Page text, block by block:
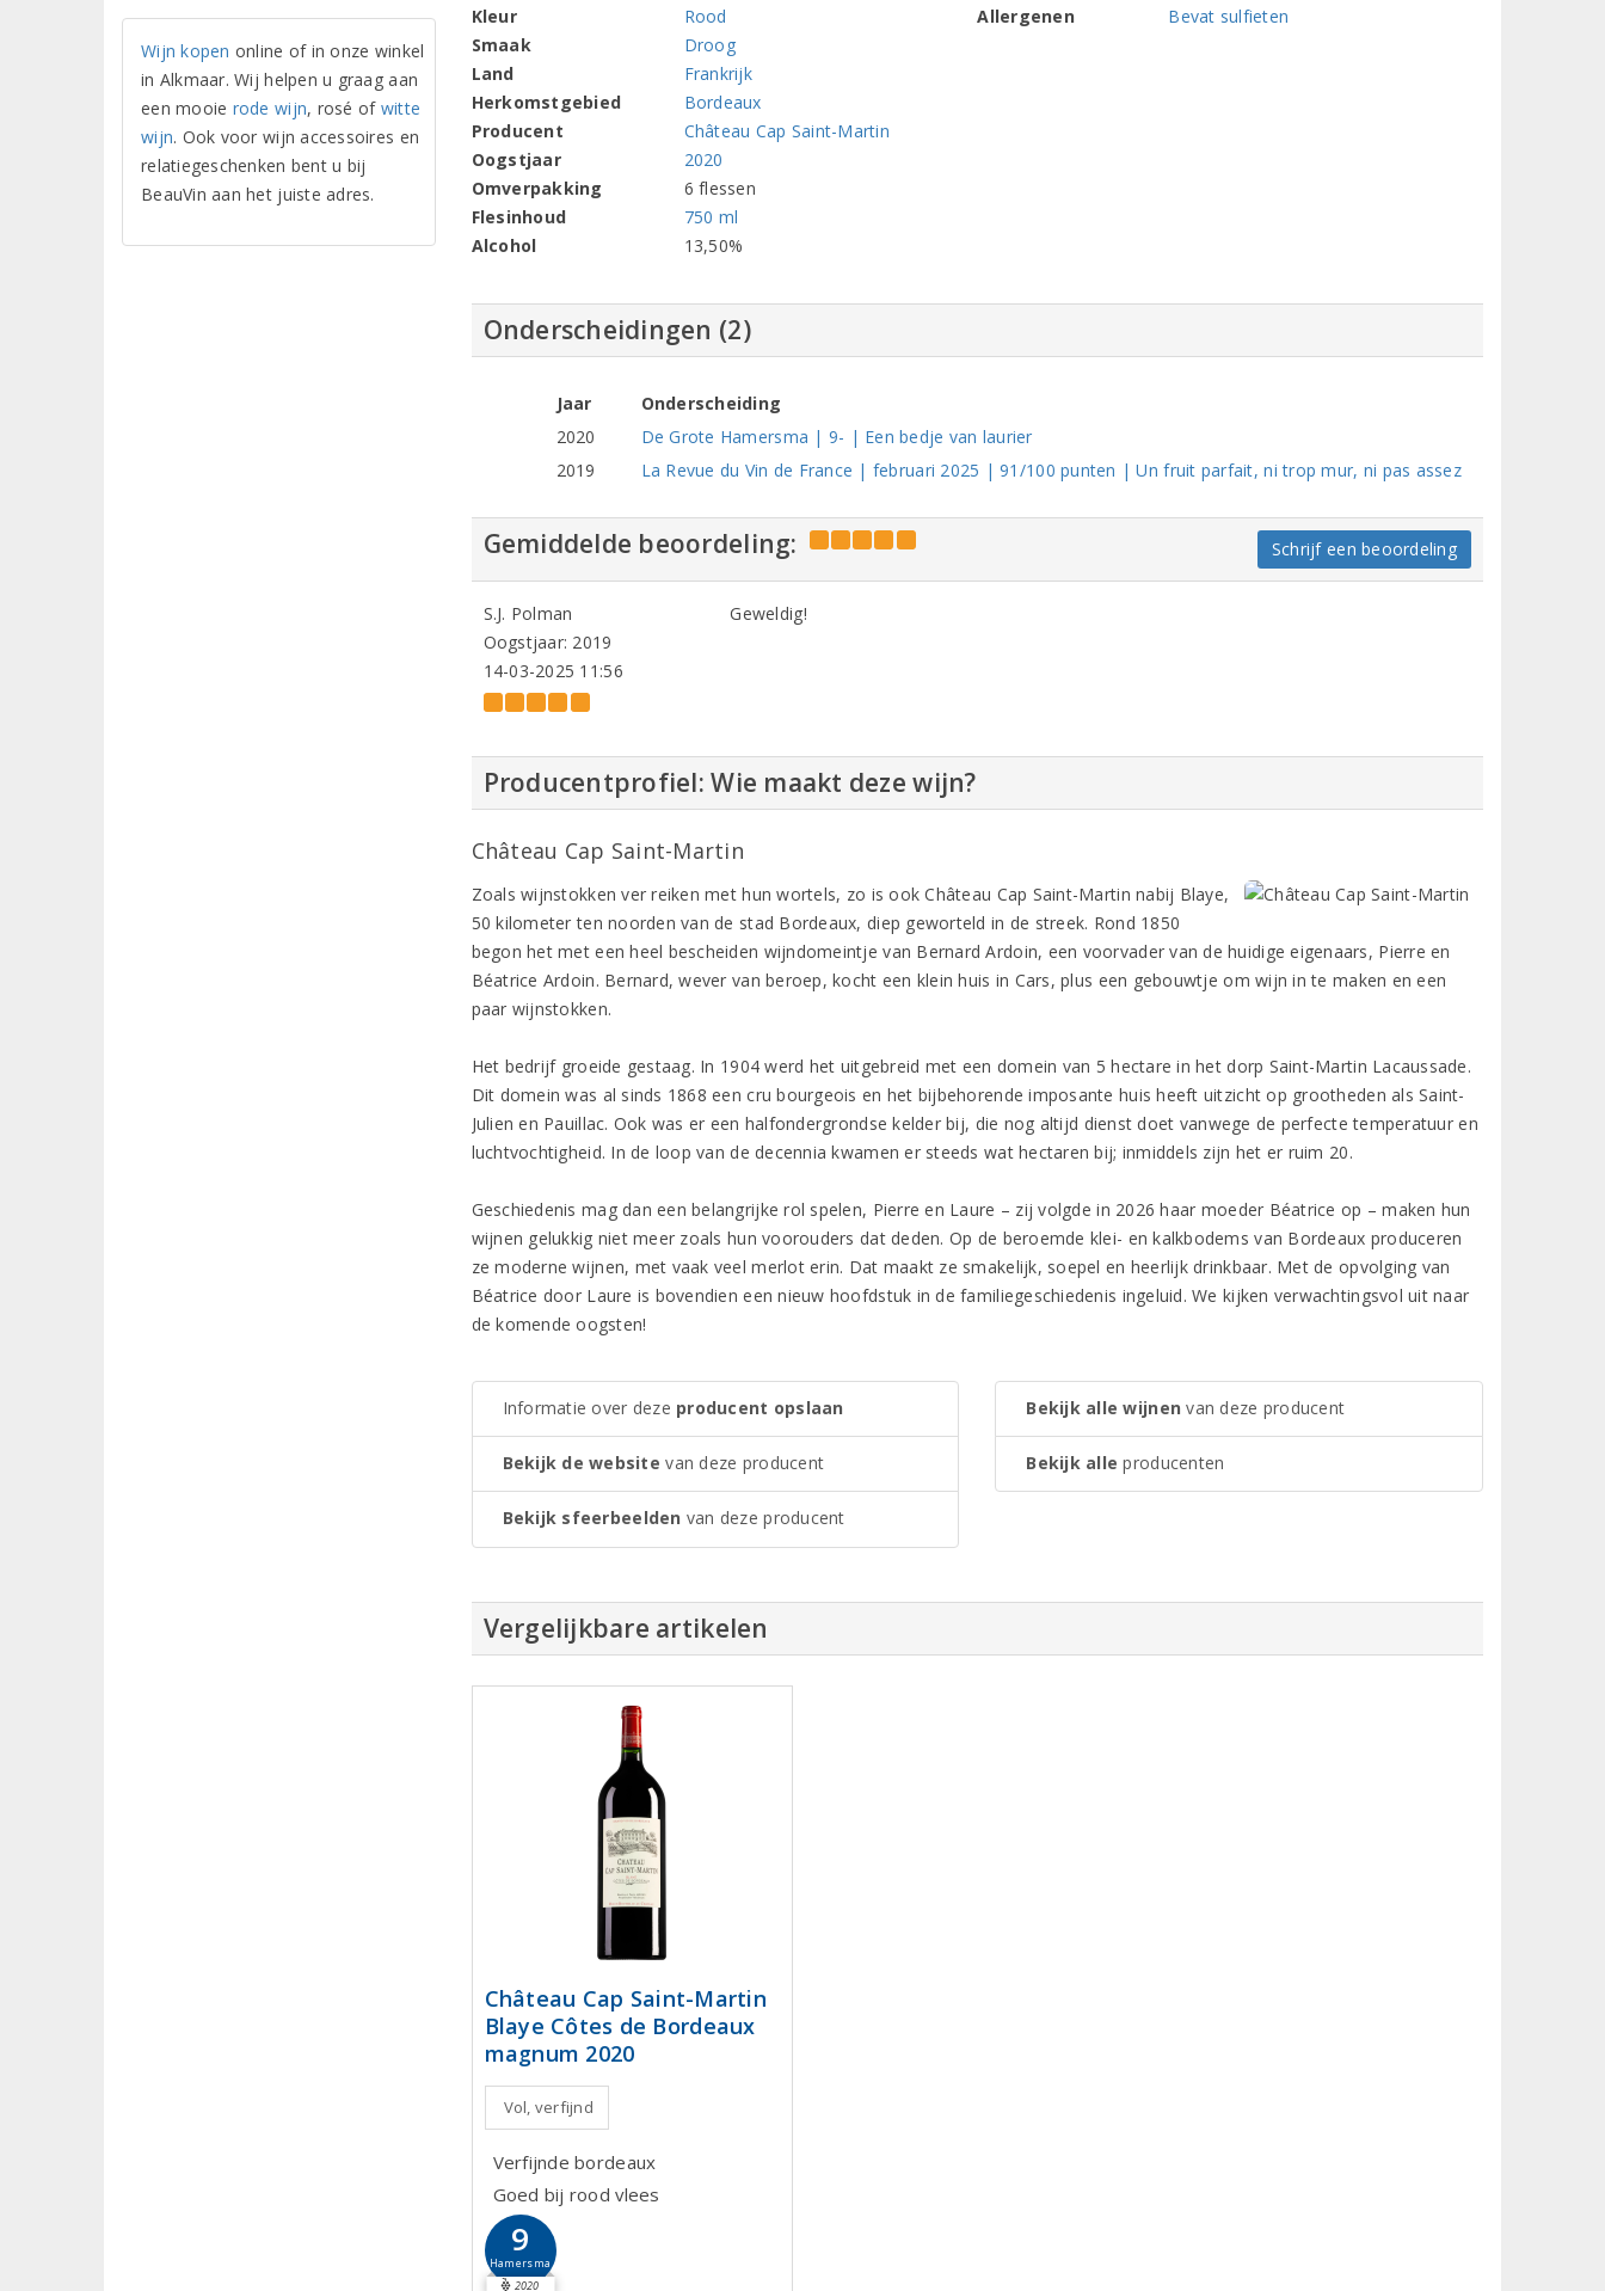
Wijn kopen online of in onze winkel
in Alkmaar. Wij helpen u graag aan
een mooie rode wijn, rosé of witte
wijn. Ook voor wijn accessoires en
relatiegeschenken bent u bij
BeauVin aan het juiste adres.
Kleur
Rood
Smaak
Droog
Land
Frankrijk
Herkomstgebied
Bordeaux
Producent
Château Cap Saint-Martin
Oogstjaar
2020
Omverpakking
6 flessen
Flesinhoud
750 ml
Alcohol
13,50%
Allergenen
Bevat sulfieten
Onderscheidingen (2)
Jaar
Onderscheiding
2020
De Grote Hamersma | 9- | Een bedje van laurier
2019
La Revue du Vin de France | februari 2025 | 91/100 punten | Un fruit parfait, ni trop mur, ni pas assez
Gemiddelde beoordeling: Schrijf een beoordeling
S.J. Polman
Oogstjaar: 2019
14-03-2025 11:56
Geweldig!
Producentprofiel: Wie maakt deze wijn?
Château Cap Saint-Martin
Zoals wijnstokken ver reiken met hun wortels, zo is ook Château Cap Saint-Martin nabij Blaye,
50 kilometer ten noorden van de stad Bordeaux, diep geworteld in de streek. Rond 1850
begon het met een heel bescheiden wijndomeintje van Bernard Ardoin, een voorvader van de huidige eigenaars, Pierre en
Béatrice Ardoin. Bernard, wever van beroep, kocht een klein huis in Cars, plus een gebouwtje om wijn in te maken en een
paar wijnstokken.
Het bedrijf groeide gestaag. In 1904 werd het uitgebreid met een domein van 5 hectare in het dorp Saint-Martin Lacaussade.
Dit domein was al sinds 1868 een cru bourgeois en het bijbehorende imposante huis heeft uitzicht op grootheden als Saint-
Julien en Pauillac. Ook was er een halfondergrondse kelder bij, die nog altijd dienst doet vanwege de perfecte temperatuur en
luchtvochtigheid. In de loop van de decennia kwamen er steeds wat hectaren bij; inmiddels zijn het er ruim 20.
Geschiedenis mag dan een belangrijke rol spelen, Pierre en Laure – zij volgde in 2026 haar moeder Béatrice op – maken hun
wijnen gelukkig niet meer zoals hun voorouders dat deden. Op de beroemde klei- en kalkbodems van Bordeaux produceren
ze moderne wijnen, met vaak veel merlot erin. Dat maakt ze smakelijk, soepel en heerlijk drinkbaar. Met de opvolging van
Béatrice door Laure is bovendien een nieuw hoofdstuk in de familiegeschiedenis ingeluid. We kijken verwachtingsvol uit naar
de komende oogsten!
Informatie over deze producent opslaan
Bekijk de website van deze producent
Bekijk sfeerbeelden van deze producent
Bekijk alle wijnen van deze producent
Bekijk alle producenten
Vergelijkbare artikelen
Château Cap Saint-Martin
Blaye Côtes de Bordeaux
magnum 2020
Vol, verfijnd
Verfijnde bordeaux
Goed bij rood vlees
9
Hamersma
2020